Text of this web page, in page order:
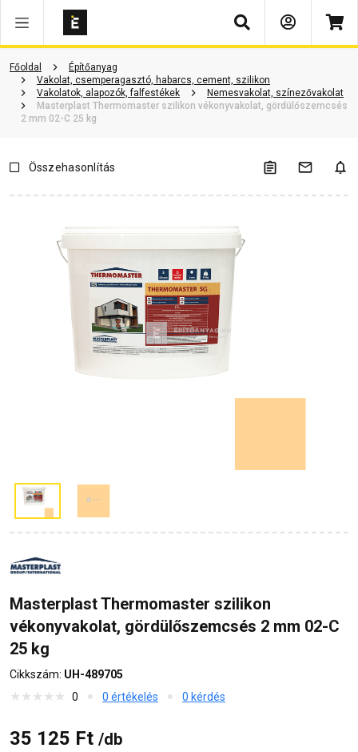
Keresés
Főoldal
Építőanyag
Vakolat, csemperagasztó, habarcs, cement, szilikon
Vakolatok, alapozók, falfestékek
Nemesvakolat, színezővakolat
Masterplast Thermomaster szilikon vékonyvakolat, gördülőszemcsés
2 mm 02-C 25 kg
Vásárlói vélemények Kérdések és válaszok Kapcsolódó cikkek
Összehasonlítás
Masterplast Thermomaster szilikon
vékonyvakolat, gördülőszemcsés 2 mm 02-C
25 kg
Cikkszám: UH-489705
0
0 értékelés 0 kérdés
35 125 Ft /db